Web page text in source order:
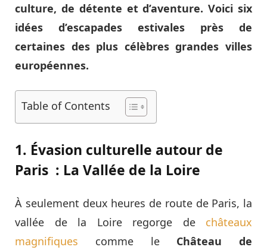
culture, de détente et d’aventure. Voici six
idées d’escapades estivales près de
certaines des plus célèbres grandes villes
européennes.
Table of Contents
1. Évasion culturelle autour de
Paris : La Vallée de la Loire
À seulement deux heures de route de Paris, la
vallée de la Loire regorge de châteaux
magnifiques comme le Château de